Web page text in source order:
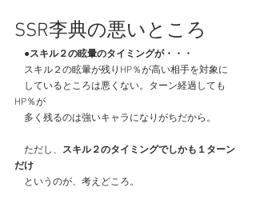
SSR李典の悪いところ
●スキル２の眩暈のタイミングが・・・
スキル２の眩暈が残りHP％が高い相手を対象に
しているところは悪くない。ターン経過しても
HP％が
多く残るのは強いキャラになりがちだから。
ただし、 スキル２のタイミングでしかも１ターン
だけ
というのが、考えどころ。